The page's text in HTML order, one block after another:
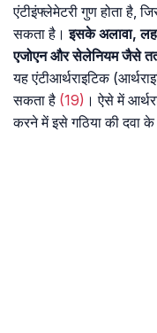
एंटीइंफ्लेमेटरी गुण होता है,
सकता है।इसके अलावा,
एजोएन और सेलेनियम जैसे
यह एंटीआर्थराइटिक
सकता है (19) । ऐसे में
करने में इसे गठिया की दवा